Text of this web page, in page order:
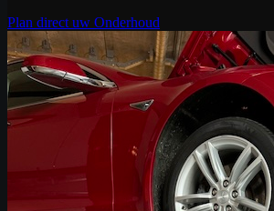
Plan direct uw Onderhoud